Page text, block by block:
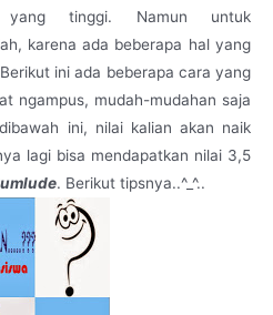
tinggi. Namun untuk
karena ada beberapa hal yang
ini ada beberapa cara yang
ngampus, mudah-mudahan saja
ini, nilai kalian akan naik
lagi bisa mendapatkan nilai 3,5
. Berikut tipsnya..^_^..